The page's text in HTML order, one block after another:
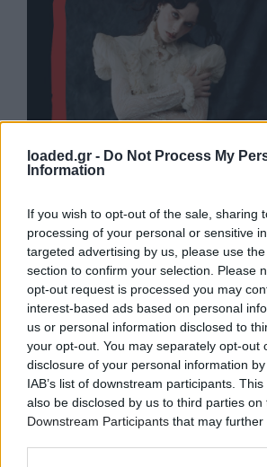
loaded.gr - Do Not Process My
Information
If you wish to opt-out of the sale, sharing
processing of your personal or sensitive
targeted advertising by us, please use
section to confirm your selection. Please
opt-out request is processed you may
interest-based ads based on personal
us or personal information disclosed to
your opt-out. You may separately opt-out
disclosure of your personal information
IAB’s list of downstream participants.
also be disclosed by us to third parties on
Downstream Participants that may
Holly Humberstone
Με εκατοντάδες εκατομμυρια
διάφορες πλατφόρμες, η Holly
ένα από τα πλέον ανερχόμενα
σύγχρονης βρετανικής μουσικής.